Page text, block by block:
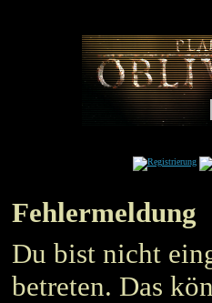
Fehlermeldung
Du bist nicht
betreten. Das